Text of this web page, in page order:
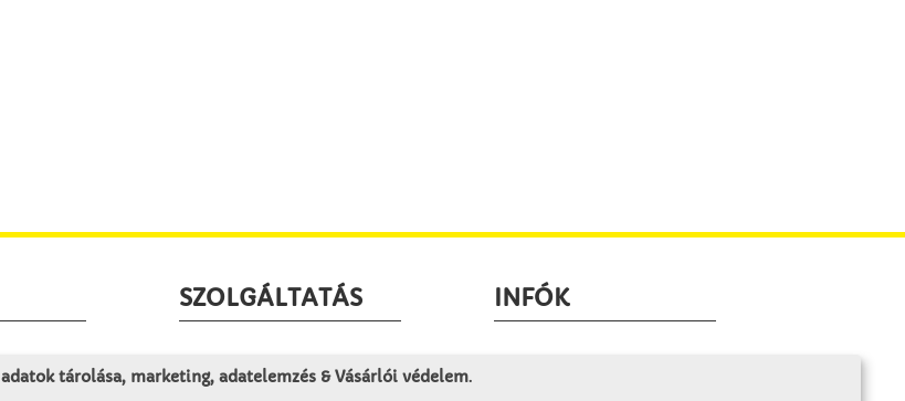
SZOLGÁLTATÁS
Minden egy pillantásra!
INFÓK
adatok tárolása, marketing, adatelemzés & Vásárlói védelem.